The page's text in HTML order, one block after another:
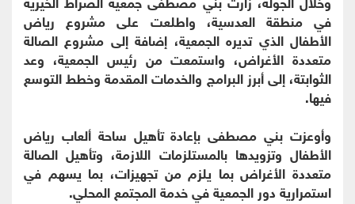
في منطقة العدسية، واطلعت على مشروع رياض
الأطفال الذي تديره الجمعية، إضافة إلى مشروع الصالة
متعددة الأغراض، واستمعت من رئيس الجمعية، وعد
الثوابتة، إلى أبرز البرامج والخدمات المقدمة وخطط التوسع
فيها.
وأوعزت بني مصطفى بإعادة تأهيل ساحة ألعاب رياض
الأطفال وتزويدها بالمستلزمات اللازمة، وتأهيل الصالة
متعددة الأغراض بما يلزم من تجهيزات، بما يسهم في
استمرارية دور الجمعية في خدمة المجتمع المحلي.